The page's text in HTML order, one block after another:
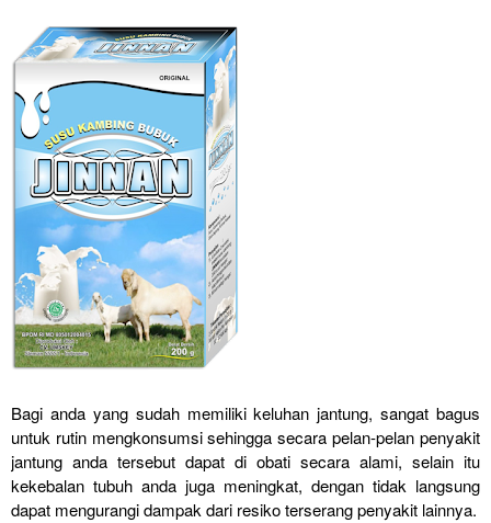
Bagi anda yang sudah memiliki keluhan jantung, sangat bagus
untuk rutin mengkonsumsi sehingga secara pelan-pelan penyakit
jantung anda tersebut dapat di obati secara alami, selain itu
kekebalan tubuh anda juga meningkat, dengan tidak langsung
dapat mengurangi dampak dari resiko terserang penyakit lainnya.